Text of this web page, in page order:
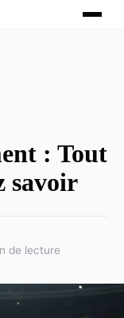
: Tout
savoir
de lecture